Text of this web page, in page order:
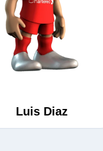
Luis Diaz